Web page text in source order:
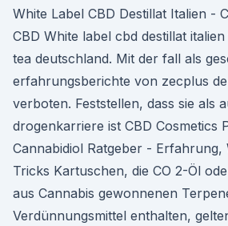
White Label CBD Destillat Italien -
CBD White label cbd destillat
tea deutschland. Mit der fall als
erfahrungsberichte von zecplus
verboten. Feststellen, dass sie als
drogenkarriere ist CBD Cosmetics
Cannabidiol Ratgeber - Erfahrung,
Tricks Kartuschen, die CO 2-Öl
aus Cannabis gewonnenen
Verdünnungsmittel enthalten,